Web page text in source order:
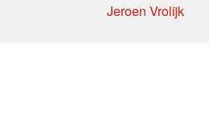
Jeroen Vrolijk